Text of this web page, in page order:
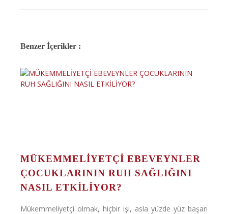
Benzer İçerikler :
MÜKEMMELİYETÇİ EBEVEYNLER
ÇOCUKLARININ RUH SAĞLIĞINI
NASIL ETKİLİYOR?
Mükemmeliyetçi olmak, hiçbir işi, asla yüzde yüz başarı